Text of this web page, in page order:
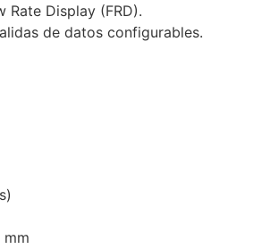
Display (FRD).
de datos configurables.